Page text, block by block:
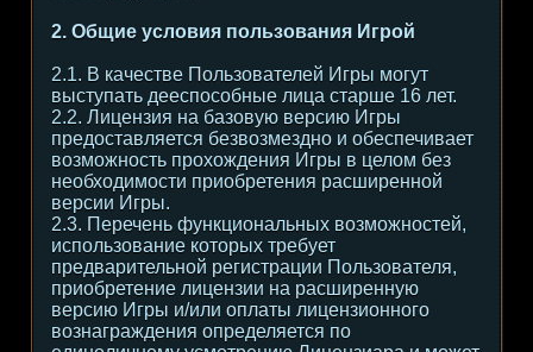
2. Общие условия пользования Игрой
2.1. В качестве Пользователей Игры могут
выступать дееспособные лица старше 16 лет.
2.2. Лицензия на базовую версию Игры
предоставляется безвозмездно и обеспечивает
возможность прохождения Игры в целом без
необходимости приобретения расширенной
версии Игры.
2.3. Перечень функциональных возможностей,
использование которых требует
предварительной регистрации Пользователя,
приобретение лицензии на расширенную
версию Игры и/или оплаты лицензионного
вознаграждения определяется по